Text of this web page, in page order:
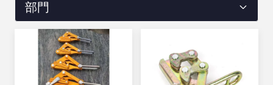
部門